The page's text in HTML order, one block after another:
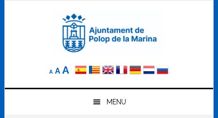
A
Reducir
elA Tamaño
AAumentar
el
tamañoMENU